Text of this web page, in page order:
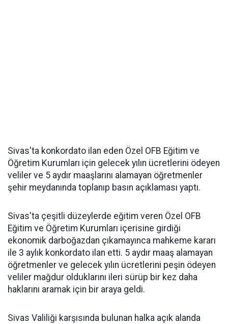
Sivas'ta konkordato ilan eden Özel OFB Eğitim ve
Öğretim Kurumları için gelecek yılın ücretlerini ödeyen
veliler ve 5 aydır maaşlarını alamayan öğretmenler
şehir meydanında toplanıp basın açıklaması yaptı.
Sivas'ta çeşitli düzeylerde eğitim veren Özel OFB
Eğitim ve Öğretim Kurumları içerisine girdiği
ekonomik darboğazdan çıkamayınca mahkeme kararı
ile 3 aylık konkordato ilan etti. 5 aydır maaş alamayan
öğretmenler ve gelecek yılın ücretlerini peşin ödeyen
veliler mağdur olduklarını ileri sürüp bir kez daha
haklarını aramak için bir araya geldi.
Sivas Valiliği karşısında bulunan halka açık alanda